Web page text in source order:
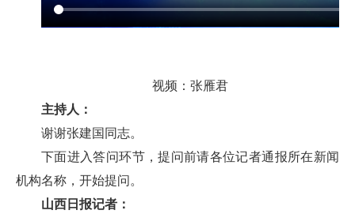
视频：张雁君
主持人：
谢谢张建国同志。
下面进入答问环节，提问前请各位记者通报所在新闻
机构名称，开始提问。
山西日报记者：